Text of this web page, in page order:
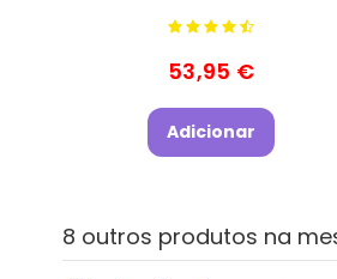
53,95 €
Adicionar
8 outros produtos na